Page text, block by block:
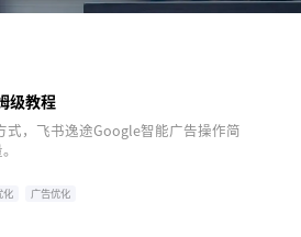
媒介采买
级教程
，飞书逸途Google智能广告操作简
化
广告优化